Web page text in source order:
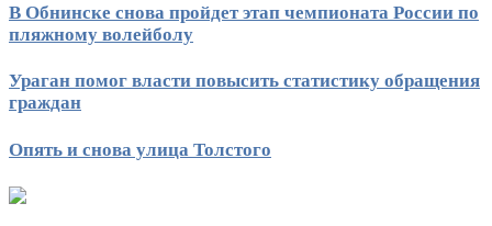
В Обнинске снова пройдет этап чемпионата России по
пляжному волейболу
Ураган помог власти повысить статистику обращения
граждан
Опять и снова улица Толстого